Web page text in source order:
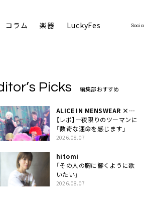
コラム 楽器 LuckyFes Social
Picks 編集部おすすめ
ALICE IN MENSWEAR ×
MASCHERA
【レポ】一夜限りのツーマンに
「数奇な運命を感じます」
2026.08.07
hitomi
「その人の胸に響くように歌
いたい」
2026.08.07